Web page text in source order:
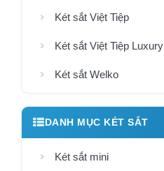
Két sắt Việt Tiệp
Két sắt Việt Tiệp Luxury
Két sắt Welko
DANH MỤC KÉT SẮT
Két sắt mini